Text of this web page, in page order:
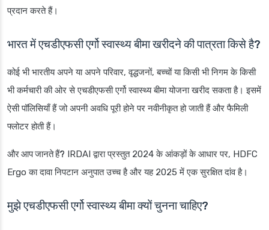
प्रदान करते हैं।
भारत में एचडीएफसी एर्गो स्वास्थ्य बीमा खरीदने की पात्रता किसे है?
कोई भी भारतीय अपने या अपने परिवार, वृद्धजनों, बच्चों या किसी भी निगम के किसी
भी कर्मचारी की ओर से एचडीएफसी एर्गो स्वास्थ्य बीमा योजना खरीद सकता है। इसमें
ऐसी पॉलिसियाँ हैं जो अपनी अवधि पूरी होने पर नवीनीकृत हो जाती हैं और फैमिली
फ्लोटर होती हैं।
और आप जानते हैं? IRDAI द्वारा प्रस्तुत 2024 के आंकड़ों के आधार पर, HDFC
Ergo का दावा निपटान अनुपात उच्च है और यह 2025 में एक सुरक्षित दांव है।
मुझे एचडीएफसी एर्गो स्वास्थ्य बीमा क्यों चुनना चाहिए?